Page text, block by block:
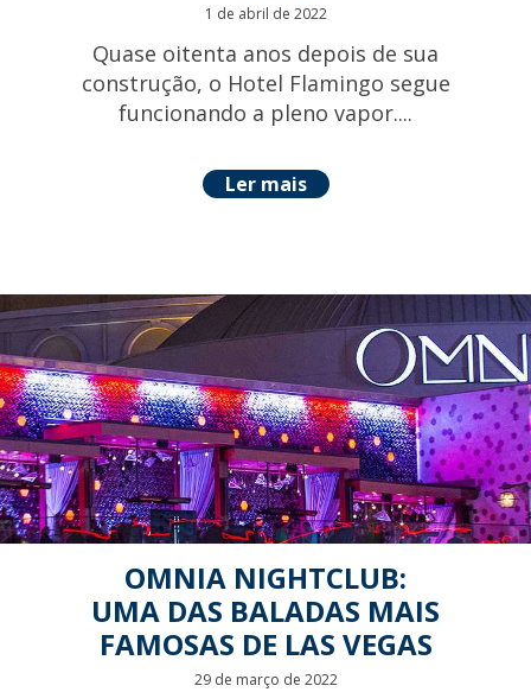
1 de abril de 2022
Quase oitenta anos depois de sua
construção, o Hotel Flamingo segue
funcionando a pleno vapor....
Ler mais
OMNIA NIGHTCLUB:
UMA DAS BALADAS MAIS
FAMOSAS DE LAS VEGAS
29 de março de 2022